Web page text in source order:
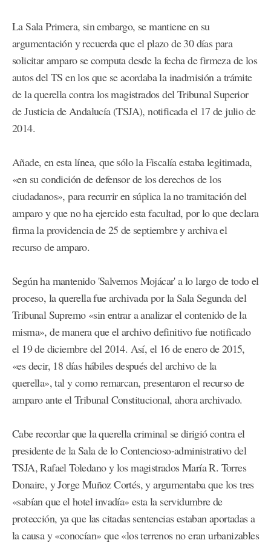
La Sala Primera, sin embargo, se mantiene en su
argumentación y recuerda que el plazo de 30 días para
solicitar amparo se computa desde la fecha de firmeza de los
autos del TS en los que se acordaba la inadmisión a trámite
de la querella contra los magistrados del Tribunal Superior
de Justicia de Andalucía (TSJA), notificada el 17 de julio de
2014.
Añade, en esta línea, que sólo la Fiscalía estaba legitimada,
«en su condición de defensor de los derechos de los
ciudadanos», para recurrir en súplica la no tramitación del
amparo y que no ha ejercido esta facultad, por lo que declara
firma la providencia de 25 de septiembre y archiva el
recurso de amparo.
Según ha mantenido 'Salvemos Mojácar' a lo largo de todo el
proceso, la querella fue archivada por la Sala Segunda del
Tribunal Supremo «sin entrar a analizar el contenido de la
misma», de manera que el archivo definitivo fue notificado
el 19 de diciembre del 2014. Así, el 16 de enero de 2015,
«es decir, 18 días hábiles después del archivo de la
querella», tal y como remarcan, presentaron el recurso de
amparo ante el Tribunal Constitucional, ahora archivado.
Cabe recordar que la querella criminal se dirigió contra el
presidente de la Sala de lo Contencioso-administrativo del
TSJA, Rafael Toledano y los magistrados María R. Torres
Donaire, y Jorge Muñoz Cortés, y argumentaba que los tres
«sabían que el hotel invadía» esta la servidumbre de
protección, ya que las citadas sentencias estaban aportadas a
la causa y «conocían» que «los terrenos no eran urbanizables